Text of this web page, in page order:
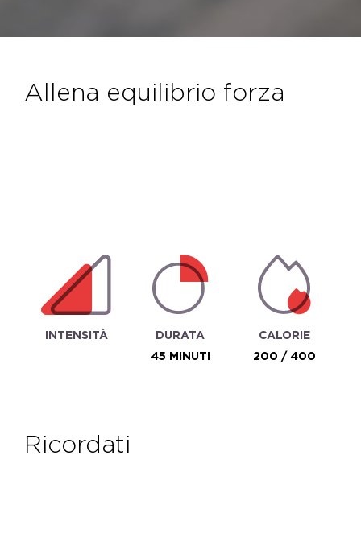
allena equilibrio forza
INTENSITÀ
DURATA
45 MINUTI
CALORIE
200 / 400
ricordati